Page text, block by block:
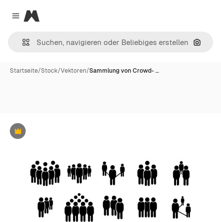
Close menu
Magnific
Nach
Startseite/Stock/Vektoren/Sammlung von Crowd- …
Premium